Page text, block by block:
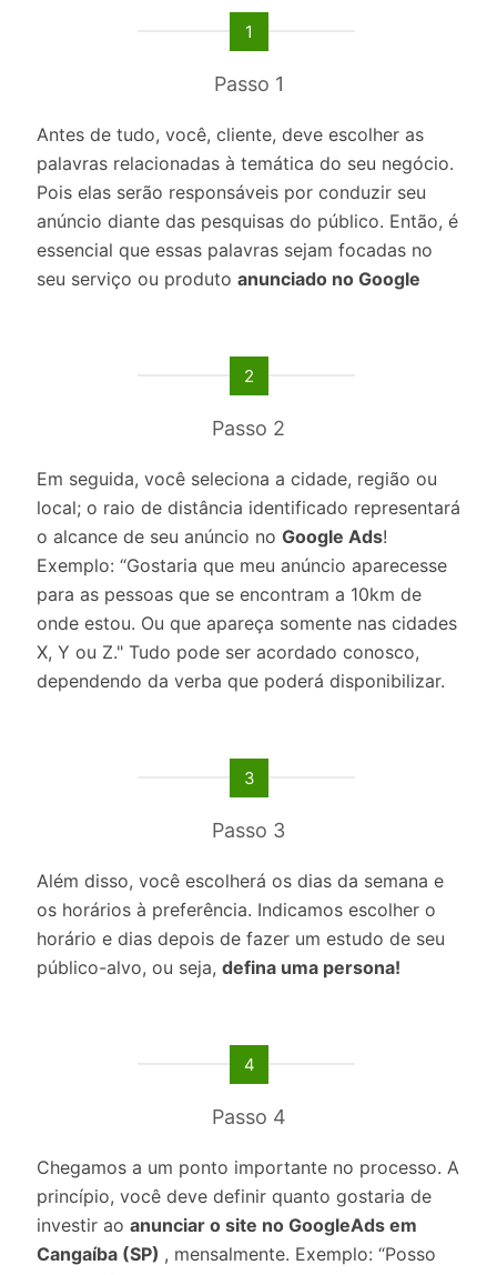
1
Passo 1
Antes de tudo, você, cliente, deve escolher as
palavras relacionadas à temática do seu negócio.
Pois elas serão responsáveis por conduzir seu
anúncio diante das pesquisas do público. Então, é
essencial que essas palavras sejam focadas no
seu serviço ou produto anunciado no Google
2
Passo 2
Em seguida, você seleciona a cidade, região ou
local; o raio de distância identificado representará
o alcance de seu anúncio no Google Ads!
Exemplo: “Gostaria que meu anúncio aparecesse
para as pessoas que se encontram a 10km de
onde estou. Ou que apareça somente nas cidades
X, Y ou Z." Tudo pode ser acordado conosco,
dependendo da verba que poderá disponibilizar.
3
Passo 3
Além disso, você escolherá os dias da semana e
os horários à preferência. Indicamos escolher o
horário e dias depois de fazer um estudo de seu
público-alvo, ou seja, defina uma persona!
4
Passo 4
Chegamos a um ponto importante no processo. A
princípio, você deve definir quanto gostaria de
investir ao anunciar o site no GoogleAds em
Cangaíba (SP) , mensalmente. Exemplo: “Posso